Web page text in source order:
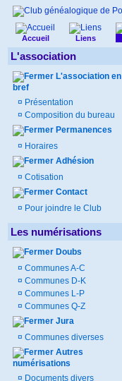
Accueil Liens
L'association
L'association en
bref
¤ Présentation
¤ Composition du bureau
Permanences
¤ Horaires
Adhésion
¤ Cotisation
Contact
¤ Pour joindre le Club
Les numérisations
Doubs
¤ Communes A-C
¤ Communes D-K
¤ Communes L-P
¤ Communes Q-Z
Jura
¤ Communes diverses
Autres
numérisations
¤ Documents divers